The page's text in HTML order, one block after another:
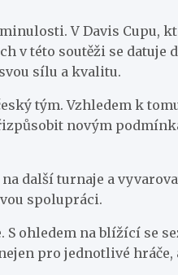
V Davis Cupu,
v této soutěži se datuje
sílu a kvalitu.
tým. Vzhledem k
novým
další turnaje a
spolupráci.
ohledem na blížící se
pro jednotlivé hráče,